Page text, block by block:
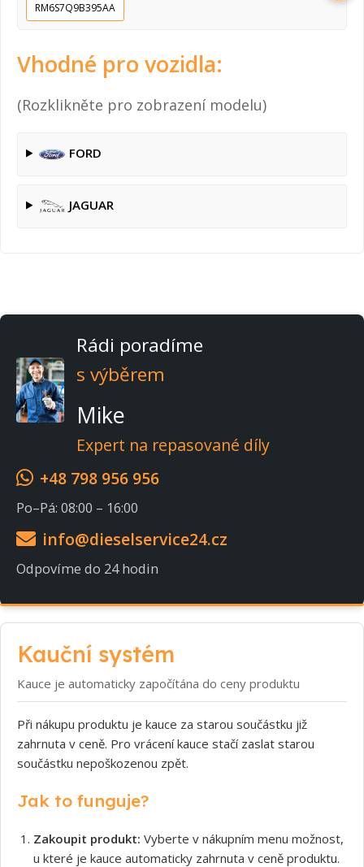
RM6S7Q9B395AA
Vhodné pro vozidla:
(Rozklikněte pro zobrazení modelu)
FORD
JAGUAR
Rádi poradíme
s výběrem
Mike
Expert na repasované díly
+48 798 956 956
Po–Pá: 08:00 – 16:00
info@dieselservice24.cz
Odpovíme do 24 hodin
Kauční systém
Kauce je automaticky započítána do ceny produktu
Při nákupu produktu je kauce za starou součástku již
zahrnuta v ceně. Pro vrácení kauce stačí zaslat starou
součástku nepoškozenou zpět.
Jak to funguje?
Zakoupit produkt: Vyberte v nákupním menu možnost,
u které je kauce automaticky zahrnuta v ceně produktu.